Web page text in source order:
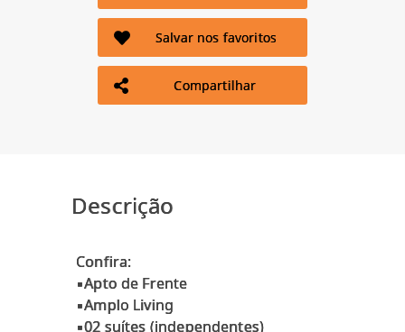
Salvar nos favoritos
Compartilhar
Descrição
Confira:
▪Apto de Frente
▪Amplo Living
▪02 suítes (independentes)